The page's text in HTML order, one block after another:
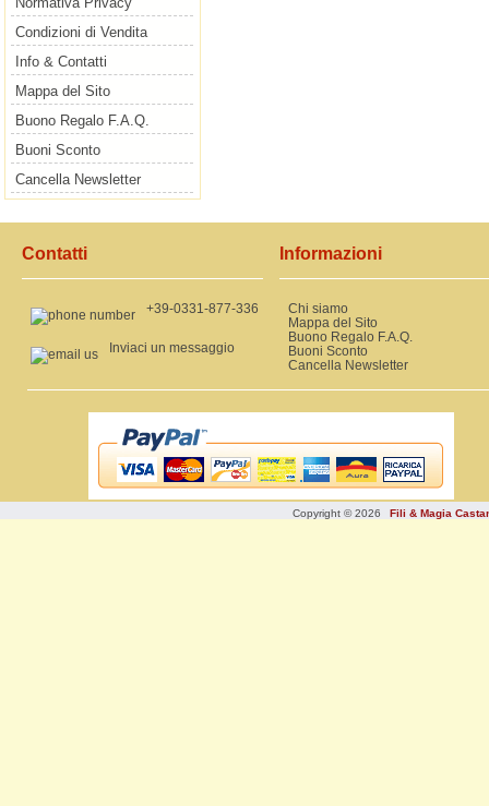
Condizioni di Vendita
Info & Contatti
Mappa del Sito
Buono Regalo F.A.Q.
Buoni Sconto
Cancella Newsletter
Contatti
+39-0331-877-336
Inviaci un messaggio
Informazioni
Chi siamo
Mappa del Sito
Buono Regalo F.A.Q.
Buoni Sconto
Cancella Newsletter
Copyright © 2026 Fili & Magia